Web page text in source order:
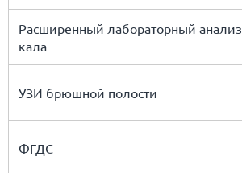
Расширенный лабораторный анализ
кала
УЗИ брюшной полости
ФГДС